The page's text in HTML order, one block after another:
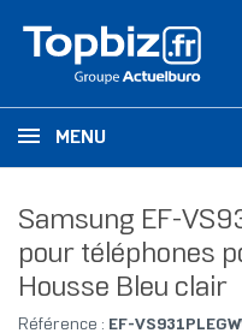
MENU
Samsung EF-
pour téléphones
Housse Bleu clair
Référence : EF-